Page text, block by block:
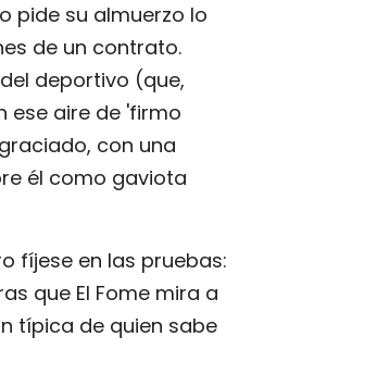
pide su almuerzo lo
de un contrato.
deportivo (que,
ese aire de 'firmo
con una
él como gaviota
fíjese en las pruebas:
que El Fome mira a
típica de quien sabe